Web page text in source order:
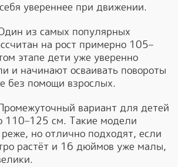
увереннее при движении.
из самых популярных
на рост примерно 105–
этапе дети уже уверенно
и начинают осваивать повороты
без помощи взрослых.
вариант для детей
110–125 см. Такие модели
но отлично подходят, если
растёт и 16 дюймов уже малы,